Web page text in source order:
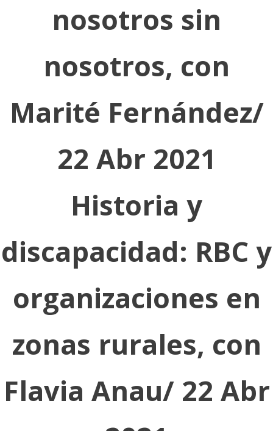
nosotros sin
nosotros, con
Marité Fernández/
22 Abr 2021
Historia y
discapacidad: RBC y
organizaciones en
zonas rurales, con
Flavia Anau/ 22 Abr